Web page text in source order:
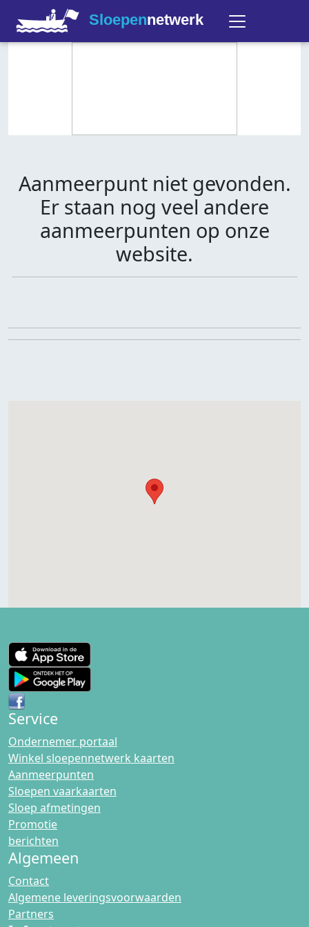
Sloepennetwerk
Aanmeerpunt niet gevonden.
Er staan nog veel andere
aanmeerpunten op onze
website.
Service
Ondernemer portaal
Winkel sloepennetwerk kaarten
Aanmeerpunten
Sloepen vaarkaarten
Sloep afmetingen
Promotie
berichten
Algemeen
Contact
Algemene leveringsvoorwaarden
Partners